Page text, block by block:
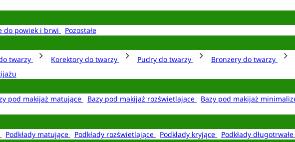
do powiek i brwi
Pozostałe
twarzy Korektory do twarzy Pudry do twarzy Bronzery do twarzy
pod makijaż matujące Bazy pod makijaż rozświetlające Bazy pod makijaż
Podkłady matujące Podkłady rozświetlające Podkłady kryjące Podkłady długotrwałe